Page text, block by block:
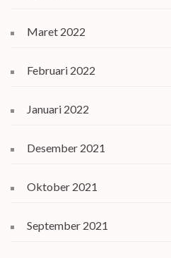
Maret 2022
Februari 2022
Januari 2022
Desember 2021
Oktober 2021
September 2021